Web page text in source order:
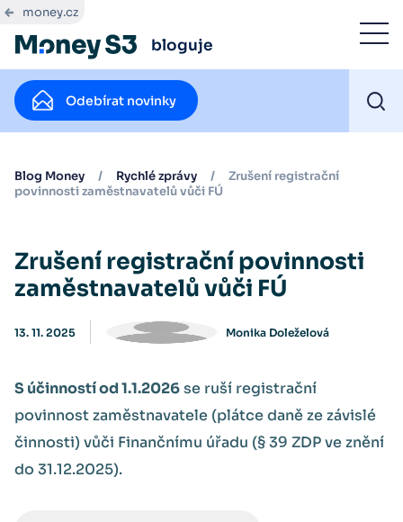
money.cz
bloguje
Odebírat novinky
Blog Money / Rychlé zprávy /
Zrušení registrační
povinnosti zaměstnavatelů vůči FÚ
Zrušení registrační povinnosti
zaměstnavatelů vůči FÚ
13. 11. 2025 Monika Doleželová
S účinností od 1.1.2026se ruší registrační
povinnost zaměstnavatele (plátce daně ze závislé
činnosti) vůči Finančnímu úřadu (§ 39 ZDP ve znění
do 31.12.2025).